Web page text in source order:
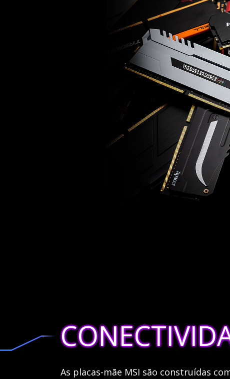
As placas-mãe MSI são construídas